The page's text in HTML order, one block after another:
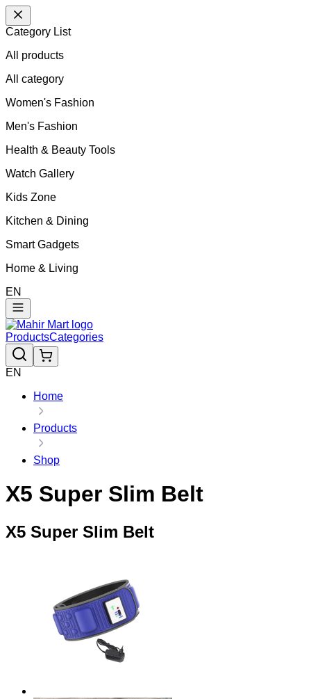
Category List
All products
All category
Women's Fashion
Men's Fashion
Health & Beauty Tools
Watch Gallery
Kids Zone
Kitchen & Dining
Smart Gadgets
Home & Living
EN
ProductsCategories
EN
Home
Products
Shop
X5 Super Slim Belt
X5 Super Slim Belt